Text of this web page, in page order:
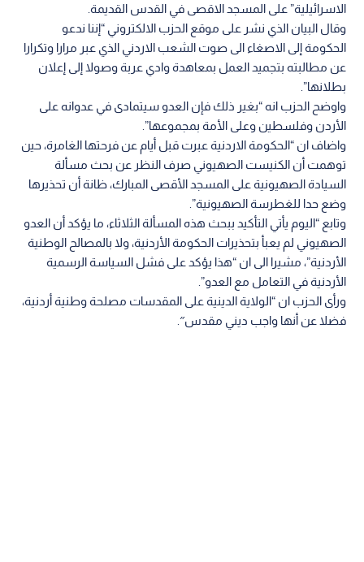
الاسرائيلية” على المسجد الاقصى في القدس القديمة.
وقال البيان الذي نشر على موقع الحزب الالكتروني “إننا ندعو
الحكومة إلى الاصغاء الى صوت الشعب الاردني الذي عبر مرارا وتكرارا
عن مطالبته بتجميد العمل بمعاهدة وادي عربة وصولا إلى إعلان
بطلانها”.
واوضح الحزب انه “بغير ذلك فإن العدو سيتمادى في عدوانه على
الأردن وفلسطين وعلى الأمة بمجموعها”.
واضاف ان “الحكومة الاردنية عبرت قبل أيام عن فرحتها الغامرة، حين
توهمت أن الكنيست الصهيوني صرف النظر عن بحث مسألة
السيادة الصهيونية على المسجد الأقصى المبارك، ظانة أن تحذيرها
وضع حدا للغطرسة الصهيونية”.
وتابع “اليوم يأتي التأكيد ببحث هذه المسألة الثلاثاء، ما يؤكد أن العدو
الصهيوني لم يعبأ بتحذيرات الحكومة الأردنية، ولا بالمصالح الوطنية
الأردنية”، مشيرا الى ان “هذا يؤكد على فشل السياسة الرسمية
الأردنية في التعامل مع العدو”.
ورأى الحزب ان “الولاية الدينية على المقدسات مصلحة وطنية أردنية،
فضلا عن أنها واجب ديني مقدس″.